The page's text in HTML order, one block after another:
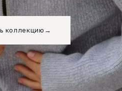
коллекцию →